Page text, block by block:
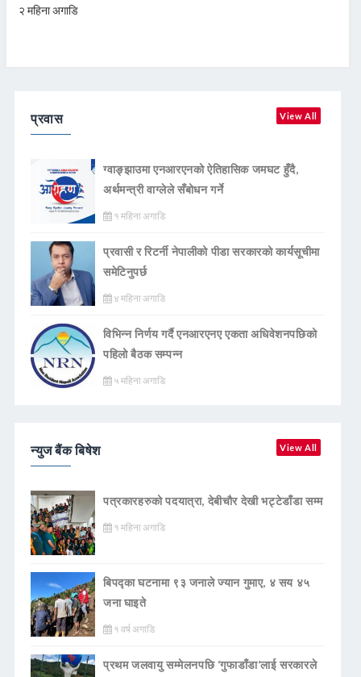
२ महिना अगाडि
प्रवास View All
ग्वाङ्झाउमा एनआरएनको ऐतिहासिक जमघट हुँदै,
अर्थमन्त्री वाग्लेले सँबोधन गर्ने
१ महिना अगाडि
प्रवासी र रिटर्नी नेपालीको पीडा सरकारको कार्यसूचीमा
समेटिनुपर्छ
४ महिना अगाडि
विभिन्न निर्णय गर्दै एनआरएनए एकता अधिवेशनपछिको
पहिलो बैठक सम्पन्न
५ महिना अगाडि
न्युज बैंक बिषेश View All
पत्रकारहरुको पदयात्रा, देबीचौर देखी भट्टेडाँडा सम्म
१ महिना अगाडि
बिपद्का घटनामा ९३ जनाले ज्यान गुमाए, ४ सय ४५
जना घाइते
१ वर्ष अगाडि
प्रथम जलवायु सम्मेलनपछि ‘गुफाडाँडा’लाई सरकारले